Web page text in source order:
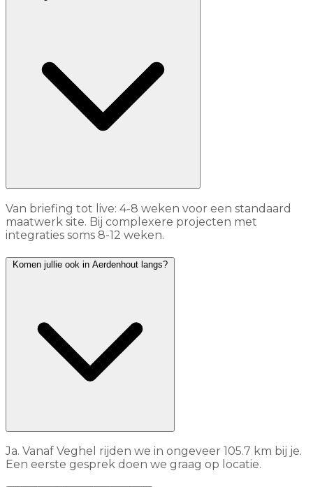
Van briefing tot live: 4-8 weken voor een standaard
maatwerk site. Bij complexere projecten met
integraties soms 8-12 weken.
Komen jullie ook in Aerdenhout langs?
Ja. Vanaf Veghel rijden we in ongeveer 105.7 km bij je.
Een eerste gesprek doen we graag op locatie.